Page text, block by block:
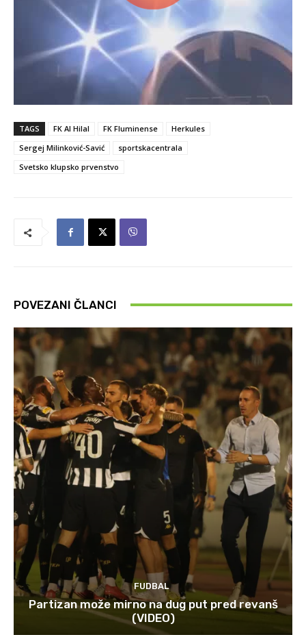
TAGS FK Al Hilal FK Fluminense
Herkules
Sergej Milinković-Savić
sportskacentrala
Svetsko klupsko prvenstvo
POVEZANI ČLANCI
FUDBAL
Partizan može mirno na dug put pred revanš
(VIDEO)